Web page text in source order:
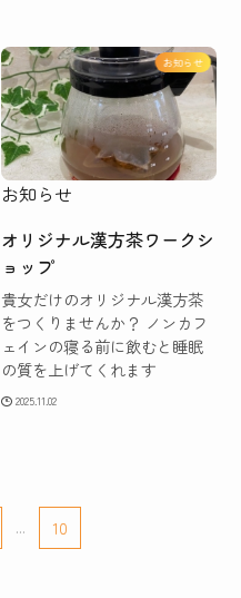
お知らせ
お知らせ
オリジナル漢方茶ワークシ
ョップ
貴女だけのオリジナル漢方茶
をつくりませんか？ ノンカフ
ェインの寝る前に飲むと睡眠
の質を上げてくれます
2025.11.02
... 10